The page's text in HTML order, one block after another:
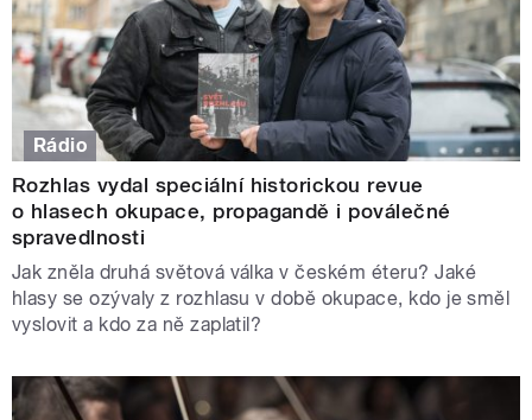
Rádio
Rozhlas vydal speciální historickou revue
o hlasech okupace, propagandě i poválečné
spravedlnosti
Jak zněla druhá světová válka v českém éteru? Jaké
hlasy se ozývaly z rozhlasu v době okupace, kdo je směl
vyslovit a kdo za ně zaplatil?